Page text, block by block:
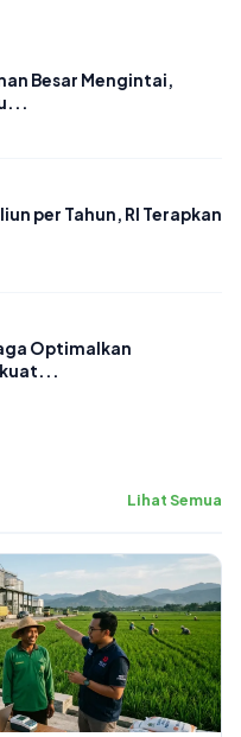
Besar Mengintai,
per Tahun, RI Terapkan
Optimalkan
Lihat Semua